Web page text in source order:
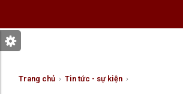
Trang chủ ›Tin tức - sự kiện ›